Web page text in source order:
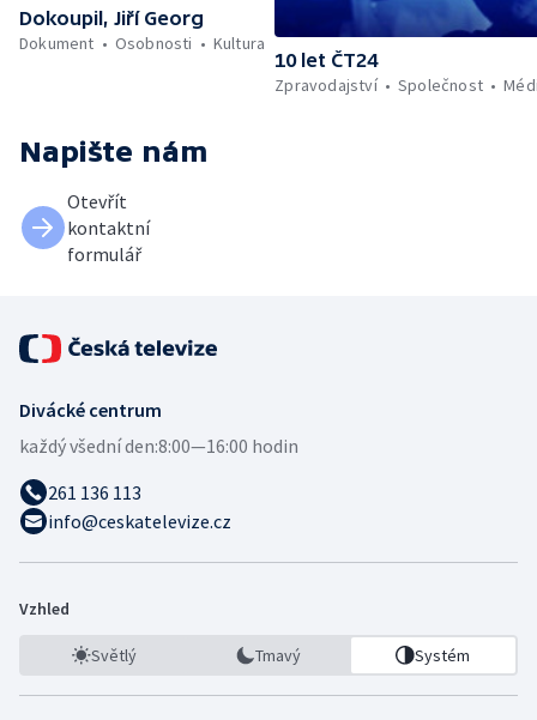
Dokoupil, Jiří Georg
Dokument
Osobnosti Kultura
10 let ČT24
Zpravodajství
Společnost
Napište nám
Otevřít
kontaktní
formulář
Divácké centrum
každý všední den:8:00—16:00 hodin
261 136 113
info@ceskatelevize.cz
Vzhled
Světlý Tmavý Systém